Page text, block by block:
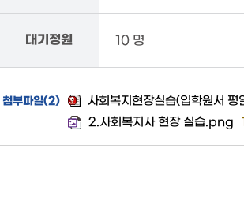
대기정원 10 명
첨부파일(2) 사회복지현장실습(입학원서
2.사회복지사 현장 실습.png